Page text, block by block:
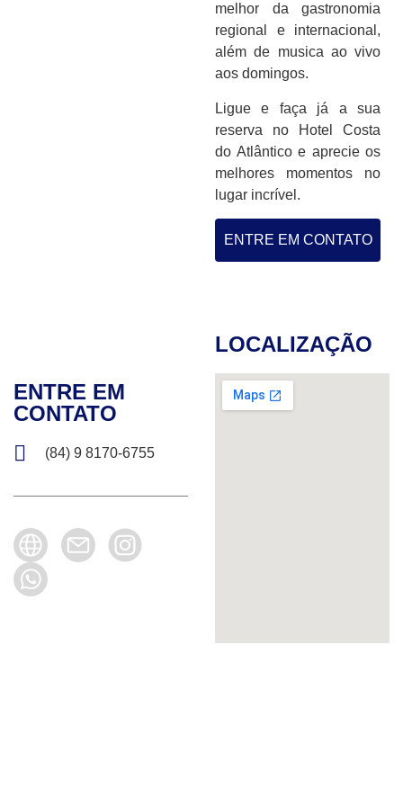
melhor da gastronomia
regional
e internacional,
além de musica ao vivo
aos domingos.
Ligue e faça já a sua
reserva no
Hotel Costa
do Atlânticoe aprecie os
melhores momentos no
lugar incrível.
ENTRE EM CONTATO
ENTRE EM
CONTATO
(84) 9 8170-6755
LOCALIZAÇÃO